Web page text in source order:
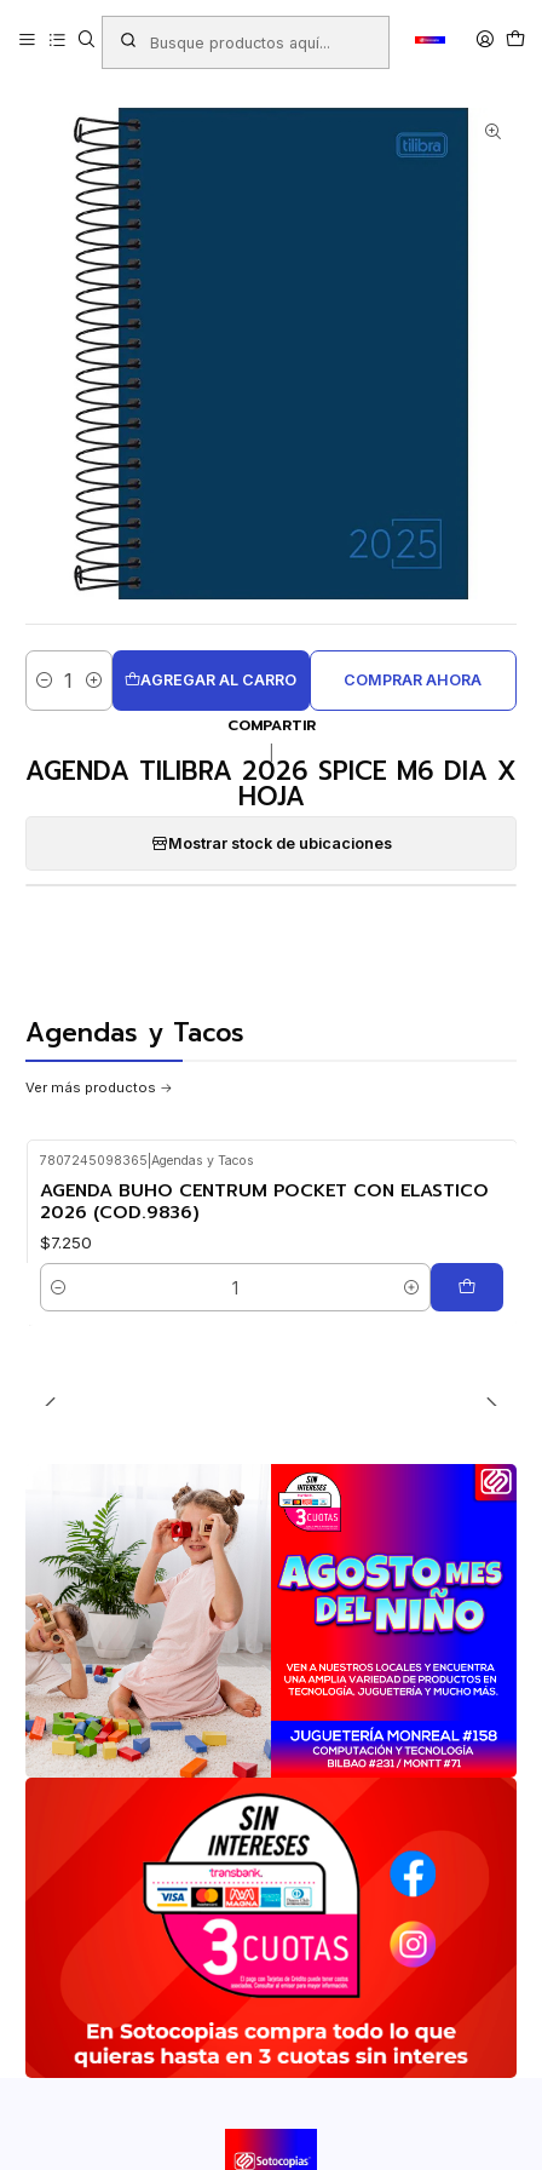
Productos LIBRERIA Libretas - Blocks - Agendas
Agendas y Tacos AGENDA TILIBRA 2026 SPICE M6 DIA X HOJA
Cantidad
AGREGAR AL CARRO COMPRAR AHORA
COMPARTIR
AGENDA TILIBRA 2026 SPICE M6 DIA X
HOJA
Mostrar stock de ubicaciones
Agendas y Tacos
Ver más productos
7807245098365 Agendas y Tacos
AGENDA BUHO CENTRUM POCKET CON ELASTICO
2026 (COD.9836)
$7.250
Cantidad